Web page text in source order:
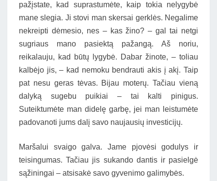
pažįstate, kad suprastumėte, kaip tokia nelygybė
mane slegia. Ji stovi man skersai gerklės. Negalime
nekreipti dėmesio, nes – kas žino? – gal tai netgi
sugriaus mano pasiektą pažangą. Aš noriu,
reikalauju, kad būtų lygybė. Dabar žinote, – toliau
kalbėjo jis, – kad nemoku bendrauti akis į akį. Taip
pat nesu geras tėvas. Bijau moterų. Tačiau vieną
dalyką sugebu puikiai – tai kalti pinigus.
Suteiktumėte man didelę garbę, jei man leistumėte
padovanoti jums dalį savo naujausių investicijų.
Maršalui svaigo galva. Jame pjovėsi godulys ir
teisingumas. Tačiau jis sukando dantis ir pasielgė
sąžiningai – atsisakė savo gyvenimo galimybės.